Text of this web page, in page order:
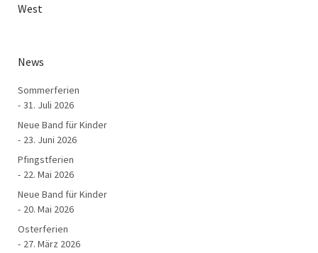
West
News
Sommerferien
31. Juli 2026
Neue Band für Kinder
23. Juni 2026
Pfingstferien
22. Mai 2026
Neue Band für Kinder
20. Mai 2026
Osterferien
27. März 2026